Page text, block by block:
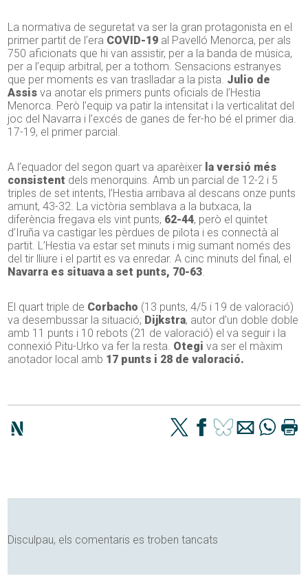
La normativa de seguretat va ser la gran protagonista en el
primer partit de l’era COVID-19 al Pavelló Menorca, per als
750 aficionats que hi van assistir, per a la banda de música,
per a l’equip arbitral, per a tothom. Sensacions estranyes
que per moments es van traslladar a la pista. Julio de
Assis va anotar els primers punts oficials de l’Hestia
Menorca. Però l’equip va patir la intensitat i la verticalitat del
joc del Navarra i l’excés de ganes de fer-ho bé el primer dia.
17-19, el primer parcial.
A l’equador del segon quart va aparèixer la versió més
consistent dels menorquins. Amb un parcial de 12-2 i 5
triples de set intents, l’Hestia arribava al descans onze punts
amunt, 43-32. La victòria semblava a la butxaca, la
diferència fregava els vint punts, 62-44, però el quintet
d’Iruña va castigar les pèrdues de pilota i es connectà al
partit. L’Hestia va estar set minuts i mig sumant només des
del tir lliure i el partit es va enredar. A cinc minuts del final, el
Navarra es situava a set punts, 70-63.
El quart triple de Corbacho (13 punts, 4/5 i 19 de valoració)
va desembussar la situació; Dijkstra, autor d’un doble doble
amb 11 punts i 10 rebots (21 de valoració) el va seguir i la
connexió Pitu-Urko va fer la resta. Otegi va ser el màxim
anotador local amb 17 punts i 28 de valoració.
Disculpau, els comentaris es troben tancats